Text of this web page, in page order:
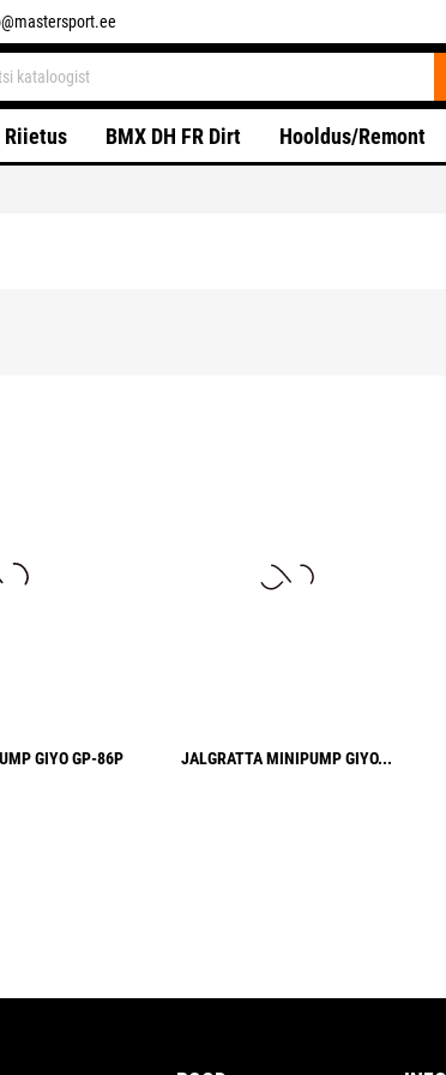
Riietus BMX DH FR Dirt Hooldus/Remont
GIYO GP-86P JALGRATTA MINIPUMP GIYO...